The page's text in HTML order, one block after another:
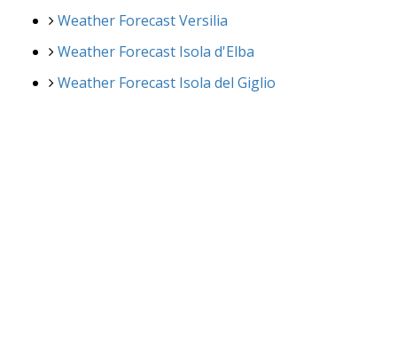
Weather Forecast Versilia
Weather Forecast Isola d'Elba
Weather Forecast Isola del Giglio